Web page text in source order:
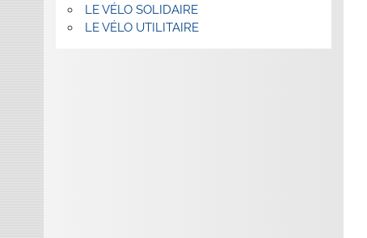
LE VÉLO SOLIDAIRE
LE VÉLO UTILITAIRE